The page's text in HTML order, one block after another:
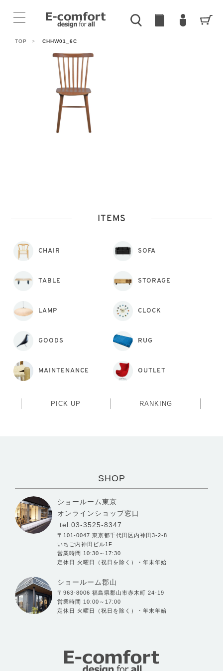
TOP > CHHW01_6C
ITEMS
CHAIR SOFA
TABLE STORAGE
LAMP CLOCK
GOODS RUG
MAINTENANCE OUTLET
PICK UP RANKING
SHOP
ショールーム東京
オンラインショップ窓口
tel.03-3525-8347
〒101-0047 東京都千代田区内神田3-2-8
いちご内神田ビル1F
営業時間 10:30～17:30
定休日 火曜日（祝日を除く）・年末年始
ショールーム郡山
〒963-8006 福島県郡山市赤木町 24-19
営業時間 10:00～17:00
定休日 火曜日（祝日を除く）・年末年始